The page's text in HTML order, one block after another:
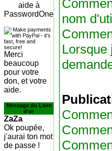
aide à
PasswordOne
Merci
beaucoup
pour votre
don, et votre
aide.
Message du Livre
d'or
ZaZa
Ok poupée,
j'aurai ton mot
de passe !
nom
Lorsque